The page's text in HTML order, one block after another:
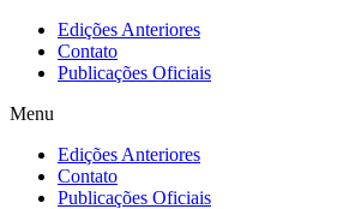
Edições Anteriores
Contato
Publicações Oficiais
Menu
Edições Anteriores
Contato
Publicações Oficiais